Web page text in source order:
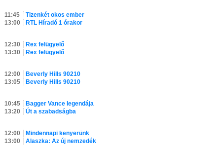
11:45
Tizenkét okos ember
13:00
RTL Híradó 1 órakor
12:30
Rex felügyelő
13:30
Rex felügyelő
12:00
Beverly Hills 90210
13:05
Beverly Hills 90210
10:45
Bagger Vance legendája
13:20
Út a szabadságba
12:00
Mindennapi kenyerünk
13:00
Alaszka: Az új nemzedék